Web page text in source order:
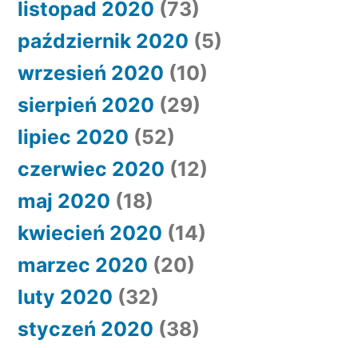
listopad 2020 (73)
październik 2020 (5)
wrzesień 2020 (10)
sierpień 2020 (29)
lipiec 2020 (52)
czerwiec 2020 (12)
maj 2020 (18)
kwiecień 2020 (14)
marzec 2020 (20)
luty 2020 (32)
styczeń 2020 (38)